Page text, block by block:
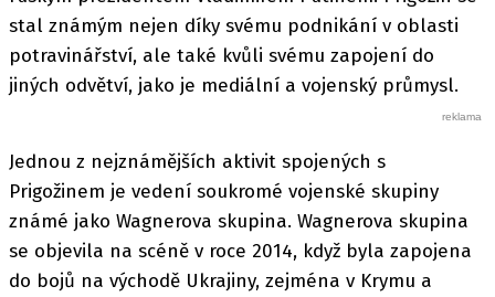
stal známým nejen díky svému podnikání v oblasti
potravinářství, ale také kvůli svému zapojení do
jiných odvětví, jako je mediální a vojenský průmysl.
Jednou z nejznámějších aktivit spojených s
Prigožinem je vedení soukromé vojenské skupiny
známé jako Wagnerova skupina. Wagnerova skupina
se objevila na scéně v roce 2014, když byla zapojena
do bojů na východě Ukrajiny, zejména v Krymu a